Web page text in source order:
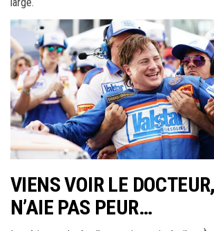
large.
VIENS VOIR LE
N’AIE PAS PEUR…